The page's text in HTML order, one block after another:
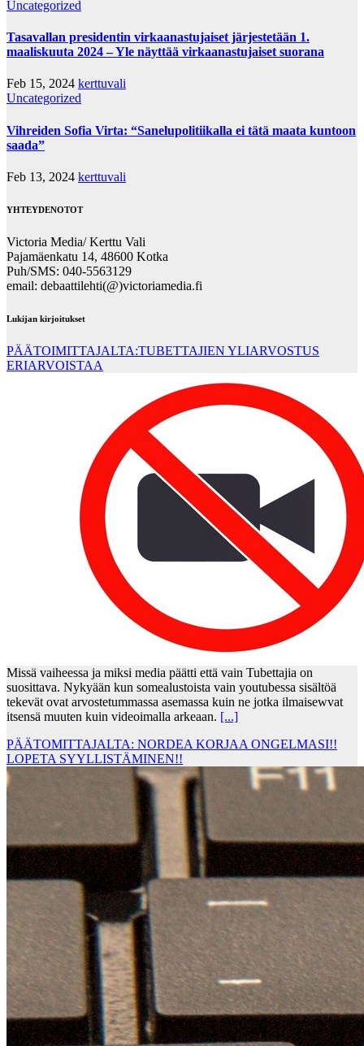
Uncategorized
Tasavallan presidentin virkaanastujaiset järjestetään 1.
maaliskuuta 2024 – Yle näyttää virkaanastujaiset suorana
Feb 15, 2024 kerttuvali
Uncategorized
Vihreiden Sofia Virta: “Sanelupolitiikalla ei tätä maata kuntoon
saada”
Feb 13, 2024 kerttuvali
YHTEYDENOTOT
Victoria Media/ Kerttu Vali
Pajamäenkatu 14, 48600 Kotka
Puh/SMS: 040-5563129
email: debaattilehti(@)victoriamedia.fi
Lukijan kirjoitukset
PÄÄTOIMITTAJALTA:TUBETTAJIEN YLIARVOSTUS
ERIARVOISTAA
Missä vaiheessa ja miksi media päätti että vain Tubettajia on
suosittava. Nykyään kun somealustoista vain youtubessa sisältöä
tekevät ovat arvostetummassa asemassa kuin ne jotka ilmaisewvat
itsensä muuten kuin videoimalla arkeaan. [...]
PÄÄTOMITTAJALTA: NORDEA KORJAA ONGELMASI!!
LOPETA SYYLLISTÄMINEN!!